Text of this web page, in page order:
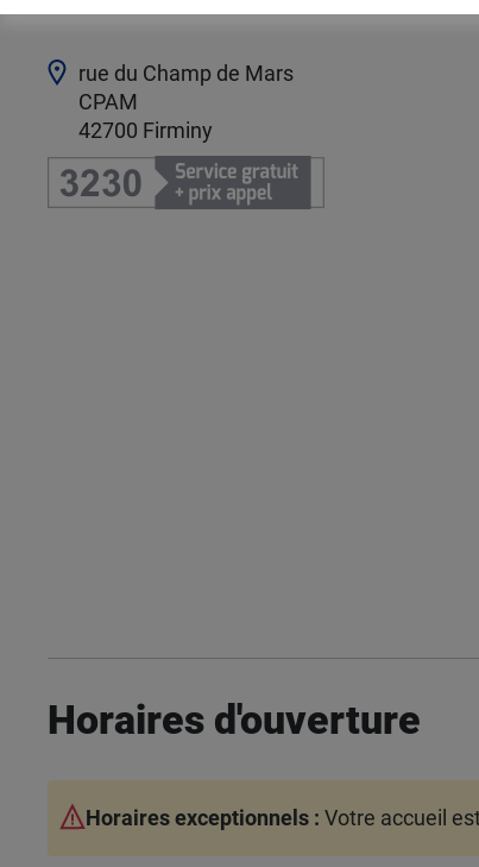
rue du Champ de Mars
CPAM
42700 Firminy
Horaires d'ouverture
Horaires exceptionnels : Votre accueil